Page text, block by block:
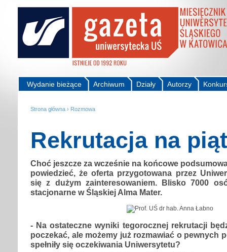
Autorzy
Działy
Archiwum
Wydanie bieżące
Strona główna › Rozmowa
Rekrutacja na
Choć jeszcze za wcześnie na końcowe
powiedzieć, że oferta przygotowana przez
się z dużym zainteresowaniem. Blisko 7000
stacjonarne w Śląskiej Alma Mater.
- Na ostateczne wyniki tegorocznej rekrutacji
poczekać, ale możemy już rozmawiać o pewnych
spełniły się oczekiwania Uniwersytetu?